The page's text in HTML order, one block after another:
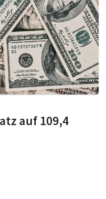
auf 109,4